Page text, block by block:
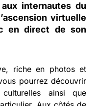
internautes du
virtuelle
en direct de son
riche en photos et
pourrez découvrir
ainsi que